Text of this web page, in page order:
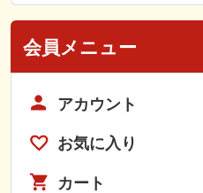
会員メニュー
アカウント
お気に入り
カート